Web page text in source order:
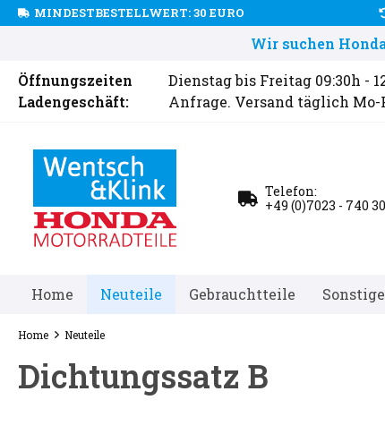
MINDESTBESTELLWERT: 30 EURO
Wir suchen
Öffnungszeiten
Ladengeschäft:
Dienstag bis Freitag 09:30h -
Anfrage. Versand täglich Mo-
Telefon:
+49 (0)7023 - 740
Home Neuteile Gebrauchtteile
Home Neuteile
Dichtungssatz B